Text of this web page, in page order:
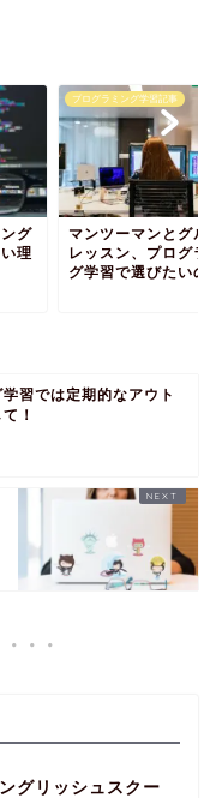
グ
理
プログラミング学習記事
マンツーマンとグル
レッスン、プログラ
グ学習で選びたいの
習では定期的なアウト
！
グリッシュスクー